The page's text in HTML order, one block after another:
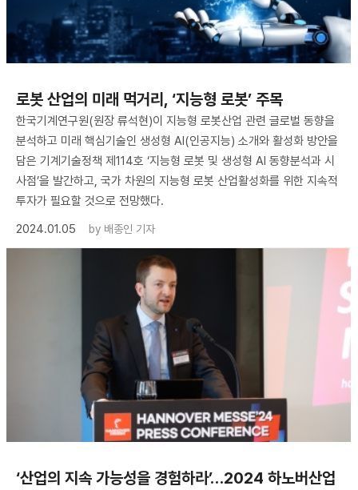
로봇 산업의 미래 먹거리, ‘지능형 로봇’ 주목
한국기계연구원(원장 류석현)이 지능형 로봇산업 관련 글로벌 동향을
분석하고 미래 핵심기술인 생성형 AI(인공지능) 소개와 활성화 방안을
담은 기계기술정책 제114호 ‘지능형 로봇 및 생성형 AI 동향분석과 시
사점’을 발간하고, 국가 차원의 지능형 로봇 산업활성화를 위한 지속적
투자가 필요할 것으로 전망했다.
2024.01.05
by 배종인 기자
‘산업의 지속 가능성을 경험하라’…2024 하노버산업